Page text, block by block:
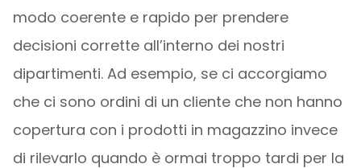
modo coerente e rapido per prendere
decisioni corrette all’interno dei nostri
dipartimenti. Ad esempio, se ci accorgiamo
che ci sono ordini di un cliente che non hanno
copertura con i prodotti in magazzino invece
di rilevarlo quando è ormai troppo tardi per la